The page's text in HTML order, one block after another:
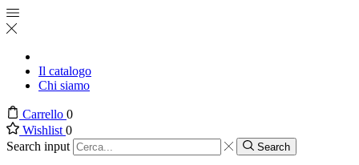
Il catalogo
Chi siamo
Carrello 0
Wishlist 0
Search input
Search